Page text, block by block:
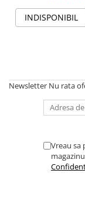
INDISPONIBIL
Newsletter Nu rata
Vreau sa